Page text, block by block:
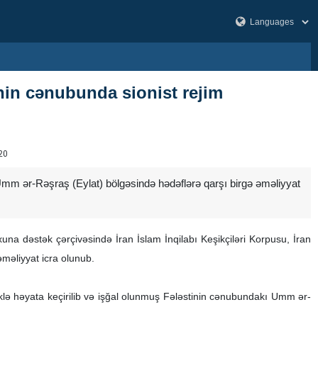
cənubunda sionist rejim
ər-Rəşraş (Eylat) bölgəsində hədəflərə qarşı birgə əməliyyat
dəstək çərçivəsində İran İslam İnqilabı Keşikçiləri Korpusu, İran
icra olunub.
həyata keçirilib və işğal olunmuş Fələstinin cənubundakı Umm ər-